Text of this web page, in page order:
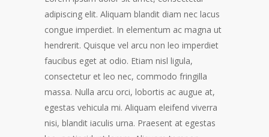
adipiscing elit. Aliquam blandit diam nec lacus
congue imperdiet. In elementum ac magna ut
hendrerit. Quisque vel arcu non leo imperdiet
faucibus eget at odio. Etiam nisl ligula,
consectetur et leo nec, commodo fringilla
massa. Nulla arcu orci, lobortis ac augue at,
egestas vehicula mi. Aliquam eleifend viverra
nisi, blandit iaculis urna. Praesent at egestas